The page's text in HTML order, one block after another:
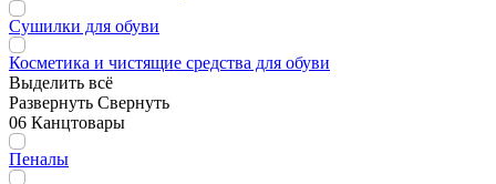
Сушилки для обуви
Косметика и чистящие средства для обуви
Выделить всё
Развернуть Свернуть
06 Канцтовары
Пеналы